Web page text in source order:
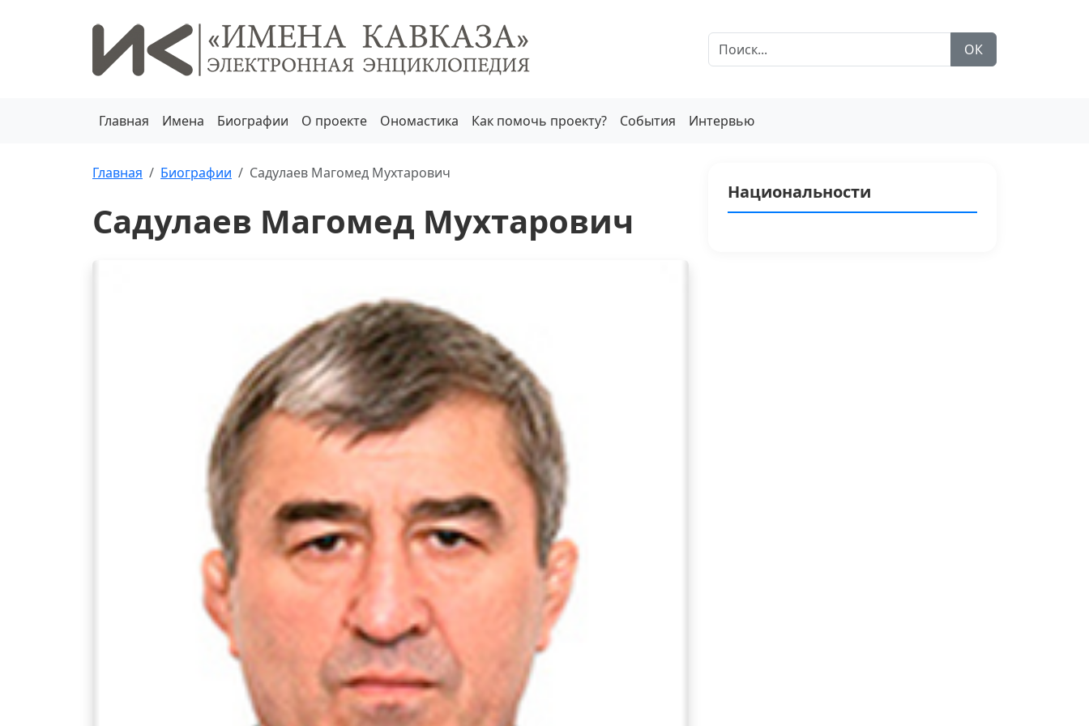
ОК
Главная Имена Биографии О проекте Ономастика Как помочь проекту? События Интервью
Главная Биографии Садулаев Магомед Мухтарович
Садулаев Магомед Мухтарович
Национальности